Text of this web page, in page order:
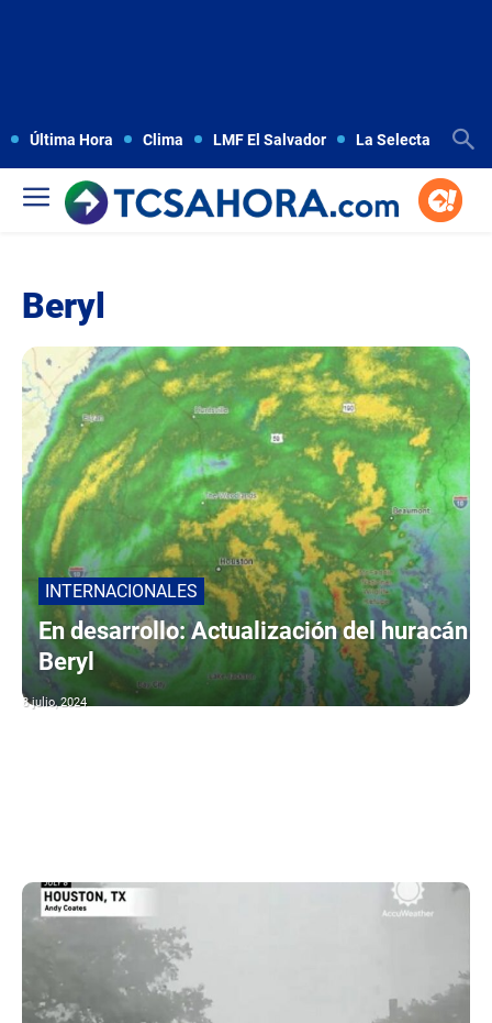
Última Hora Clima LMF El Salvador La Selecta
Beryl
INTERNACIONALES
En desarrollo: Actualización del huracán
Beryl
8 julio, 2024